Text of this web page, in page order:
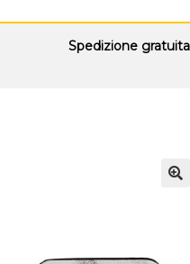
Spedizione gratuita